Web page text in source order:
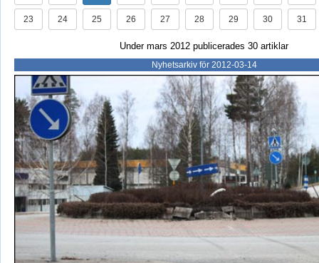
23 24 25 26 27 28 29 30 31
Under mars 2012 publicerades 30 artiklar
Nyhetsarkiv för 2012-03-14